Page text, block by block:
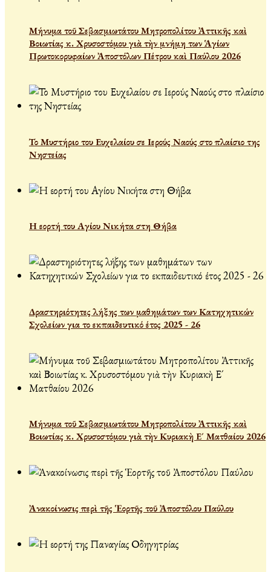
Μήνυμα τοῦ Σεβασμιωτάτου Μητροπολίτου Ἀττικῆς καὶ
Βοιωτίας κ. Χρυσοστόμου γιὰ τὴν μνήμη των Ἁγίων
Πρωτοκορυφαίων Ἀποστόλων Πέτρου καὶ Παύλου 2026
Το Μυστήριο του Ευχελαίου σε Ιερούς Ναούς στο πλαίσιο της
Νηστείας
Η εορτή του Αγίου Νικήτα στη Θήβα
Δραστηριότητες λήξης των μαθημάτων των Κατηχητικών
Σχολείων για το εκπαιδευτικό έτος 2025 - 26
Μήνυμα τοῦ Σεβασμιωτάτου Μητροπολίτου Ἀττικῆς καὶ
Βοιωτίας κ. Χρυσοστόμου γιὰ τὴν Κυριακὴ Ε´ Ματθαίου 2026
Ἀνακοίνωσις περὶ τῆς Ἑορτῆς τοῦ Ἀποστόλου Παύλου